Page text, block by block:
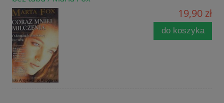
19,90 zł
do koszyka